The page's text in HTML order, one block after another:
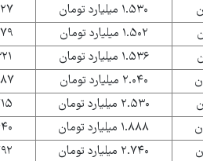
۱.۵۳۰ میلیارد تومان
۳۲۷
۱.۵۰۲ میلیارد تومان
۳۷۹
۱.۵۳۶ میلیارد تومان
۳۲۱
۲.۰۴۰ میلیارد تومان
۵۸۷
۲.۵۳۰ میلیارد تومان
۷۱۵
۱.۸۸۸ میلیارد تومان
۴۴۰
۲.۷۴۰ میلیارد تومان
۷۹۲